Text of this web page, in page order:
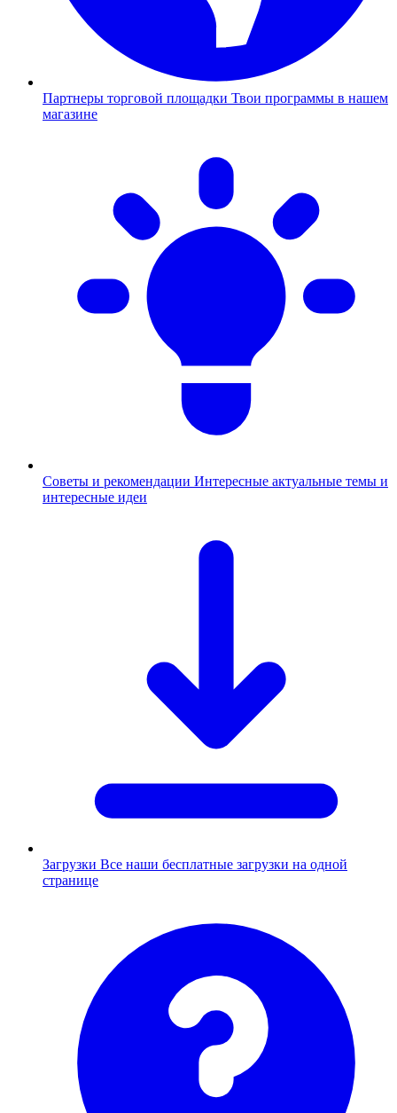
Партнеры торговой площадки Твои программы в нашем
магазине
Советы и рекомендации Интересные актуальные темы и
интересные идеи
Загрузки Все наши бесплатные загрузки на одной
странице